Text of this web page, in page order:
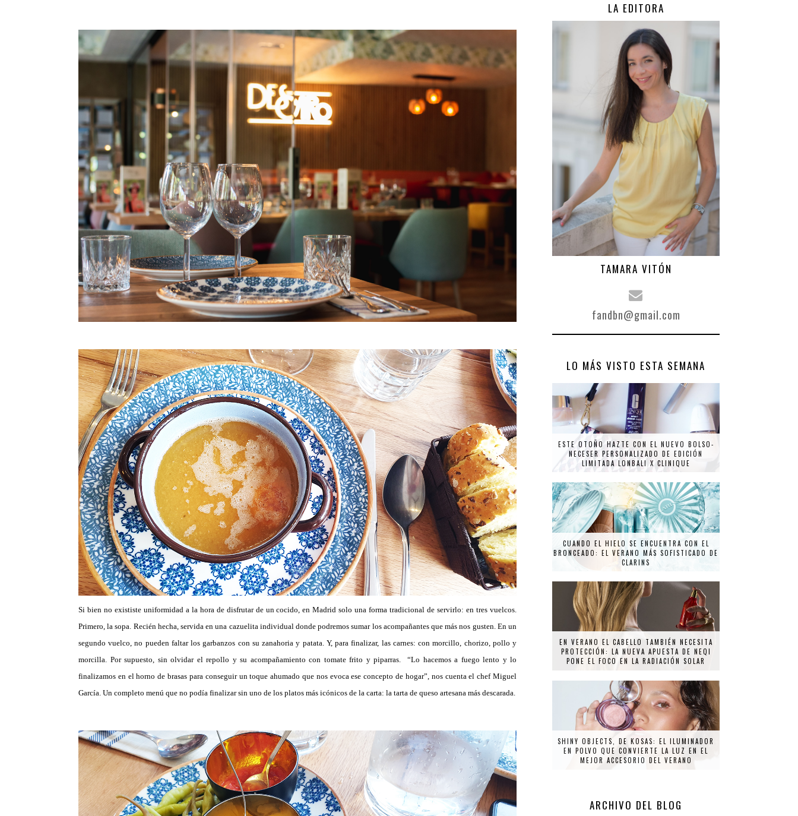
Si bien no exististe uniformidad a la hora de disfrutar de un cocido, en Madrid solo una forma tradicional de servirlo: en tres vuelcos.
Primero, la sopa. Recién hecha, servida en una cazuelita individual donde podremos sumar los acompañantes que más nos gusten. En un
segundo vuelco, no pueden faltar los garbanzos con su zanahoria y patata. Y, para finalizar, las carnes: con morcillo, chorizo, pollo y
morcilla. Por supuesto, sin olvidar el repollo y su acompañamiento con tomate frito y piparras. “Lo hacemos a fuego lento y lo
finalizamos en el horno de brasas para conseguir un toque ahumado que nos evoca ese concepto de hogar”, nos cuenta el chef Miguel
García. Un completo menú que no podía finalizar sin uno de los platos más icónicos de la carta: la tarta de queso artesana más descarada.
LA EDITORA
TAMARA VITÓN
fandbn@gmail.com
LO MÁS VISTO ESTA SEMANA
ESTE OTOÑO HAZTE CON EL NUEVO BOLSO-
NECESER PERSONALIZADO DE EDICIÓN
LIMITADA LONBALI X CLINIQUE
CUANDO EL HIELO SE ENCUENTRA CON EL
BRONCEADO: EL VERANO MÁS SOFISTICADO DE
CLARINS
EN VERANO EL CABELLO TAMBIÉN NECESITA
PROTECCIÓN: LA NUEVA APUESTA DE NEQI
PONE EL FOCO EN LA RADIACIÓN SOLAR
SHINY OBJECTS, DE KOSAS: EL ILUMINADOR
EN POLVO QUE CONVIERTE LA LUZ EN EL
MEJOR ACCESORIO DEL VERANO
ARCHIVO DEL BLOG